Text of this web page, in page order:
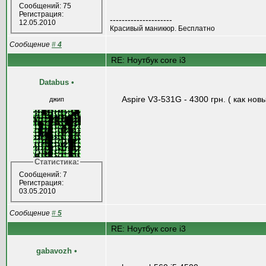
Сообщений: 75
Регистрация:
12.05.2010
---------------------
Красивый маникюр. Бесплатно
Сообщение # 4
RE: Ноутбук core i3
Databus •
джип
Статистика:
Сообщений: 7
Регистрация:
03.05.2010
Aspire V3-531G - 4300 грн. ( как
Сообщение # 5
RE: Ноутбук core i3
gabavozh •